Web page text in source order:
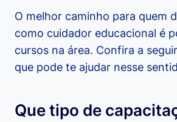
O melhor caminho para quem
como cuidador educacional é
cursos na área. Confira a
que pode te ajudar nesse
Que tipo de